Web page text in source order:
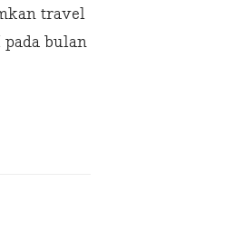
travel
bulan